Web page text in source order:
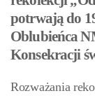
potrwają do
Oblubieńca
Konsekracji
Rozważania